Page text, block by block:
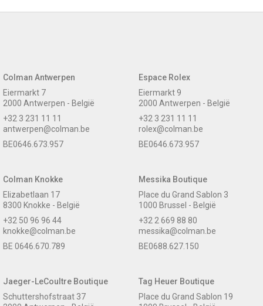
Colman Antwerpen
Eiermarkt 7
2000 Antwerpen - België
+32 3 231 11 11
antwerpen@colman.be
BE0646.673.957
Espace Rolex
Eiermarkt 9
2000 Antwerpen - België
+32 3 231 11 11
rolex@colman.be
BE0646.673.957
Colman Knokke
Elizabetlaan 17
8300 Knokke - België
+32 50 96 96 44
knokke@colman.be
BE 0646.670.789
Messika Boutique
Place du Grand Sablon 3
1000 Brussel - België
+32 2 669 88 80
messika@colman.be
BE0688.627.150
Jaeger-LeCoultre Boutique
Schuttershofstraat 37
Tag Heuer Boutique
Place du Grand Sablon 19